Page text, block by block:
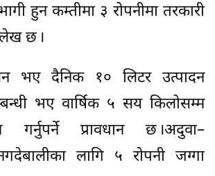
हुन कम्तीमा ३ रोपनीमा तरकारी
छ ।
भए दैनिक १० लिटर उत्पादन
भए वार्षिक ५ सय किलोसम्म
गर्नुपर्ने प्रावधान छ ।अदुवा–
लागि ५ रोपनी जग्गा